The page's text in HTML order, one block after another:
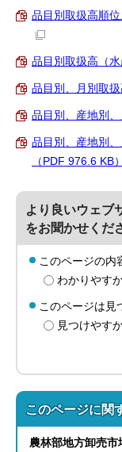
品目別取扱高順
品目別取扱高（水
品目別、月別取
品目別、産地別
品目別、産地別
（PDF 976.6 KB）
より良いウェブ
をお聞かせくだ
このページの内
わかりやす
このページは見
見つけやす
このページに関
農林部地方卸売市